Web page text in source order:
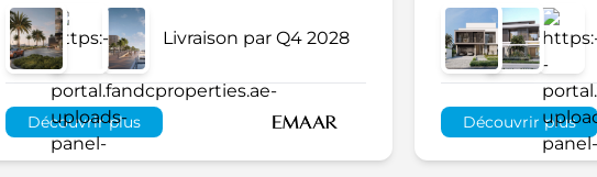
Livraison par Q4 2028
Découvrir plus Découvrir plus